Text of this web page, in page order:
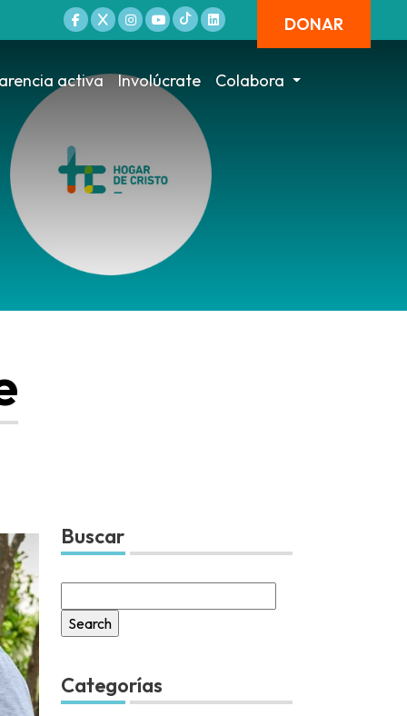
DONAR
activa Involúcrate Colabora
Buscar
for:
Categorías